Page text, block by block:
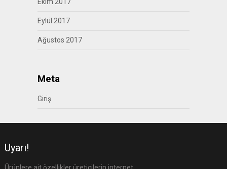
Eylül 2017
Ağustos 2017
Meta
Giriş
Uyarı!
Ürünlere ait özellikler üreticilerin internet